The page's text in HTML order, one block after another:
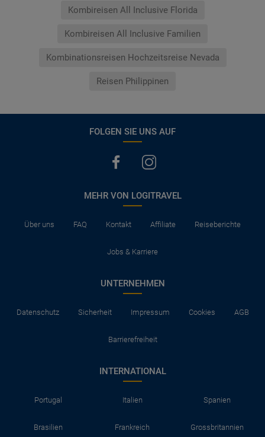
Kombireisen All Inclusive Florida
Kombireisen All Inclusive Familien
Kombinationsreisen Hochzeitsreise Nevada
Reisen Philippinen
FOLGEN SIE UNS AUF
MEHR VON LOGITRAVEL
Über uns FAQ Kontakt Affiliate Reiseberichte
Jobs & Karriere
UNTERNEHMEN
Datenschutz Sicherheit Impressum Cookies AGB
Barrierefreiheit
INTERNATIONAL
Portugal Italien Spanien
Brasilien Frankreich Grossbritannien